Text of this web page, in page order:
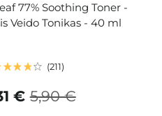
77% Soothing Toner -
Veido Tonikas - 40 ml
211
5,90 €
€